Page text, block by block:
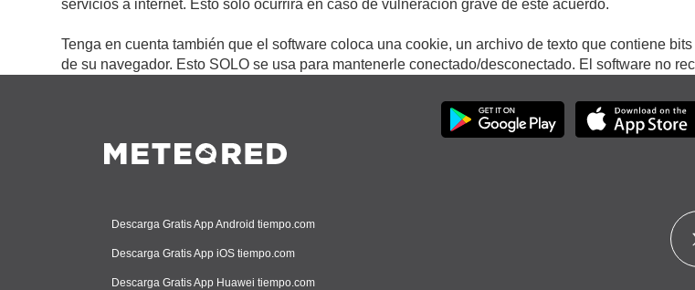
servicios a internet. Esto solo ocurrirá en caso de vulneración grave de este acuerdo.
Tenga en cuenta también que el software coloca una cookie, un archivo de texto que contiene
de su navegador. Esto SOLO se usa para mantenerle conectado/desconectado. El software no
Descarga Gratis App Android tiempo.com
Descarga Gratis App iOS tiempo.com
Descarga Gratis App Huawei tiempo.com